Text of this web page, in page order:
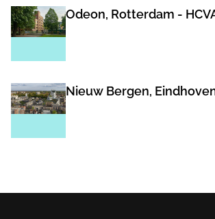
Odeon, Rotterdam -
Nieuw Bergen,